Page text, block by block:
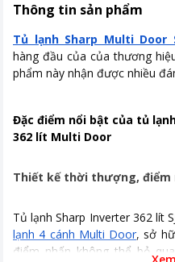
Nơi sản xuất
Thời gian bảo hành
24
Công suất tiêu thụ
Công nghệ tiết kiệm
Công nghệ làm lạnh
Làm
Công nghệ kháng
khuẩn, khử mùi
Bộ
Thông tin sản phẩm
Tủ lạnh Sharp Multi Door
hàng đầu của của thương
phẩm này nhận được nhiều
Đặc điểm nổi bật của tủ lạnh
362 lít Multi Door
Thiết kế thời thượng, điểm
Tủ lạnh Sharp Inverter 362 lít
lạnh 4 cánh Multi Door, sở
điểm nhấn không thể bỏ